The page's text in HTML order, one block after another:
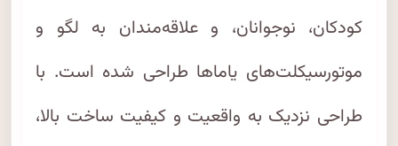
کودکان، نوجوانان، و علاقه‌مندان به لگو و
موتورسیکلت‌های یاماها طراحی شده است. با
طراحی نزدیک به واقعیت و کیفیت ساخت بالا،